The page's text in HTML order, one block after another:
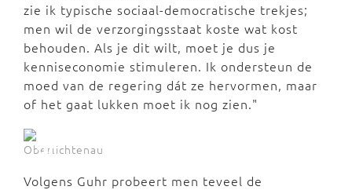
zie ik typische sociaal-democratische trekjes;
men wil de verzorgingsstaat koste wat kost
behouden. Als je dit wilt, moet je dus je
kenniseconomie stimuleren. Ik ondersteun de
moed van de regering dát ze hervormen, maar
of het gaat lukken moet ik nog zien."
Oberlichtenau
Volgens Guhr probeert men teveel de